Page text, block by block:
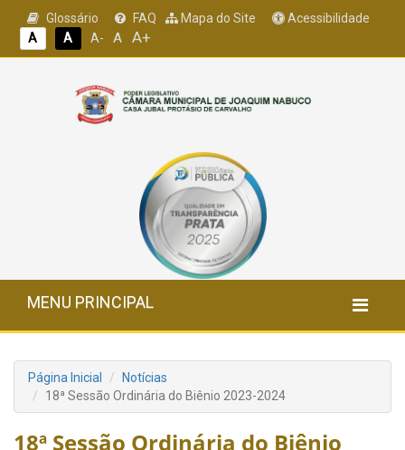
Glossário FAQ Mapa do Site
Acessibilidade
A
A A- A A+
MENU PRINCIPAL
Página Inicial
Notícias
18ª Sessão Ordinária do Biênio 2023-2024
18ª Sessão Ordinária do Biênio